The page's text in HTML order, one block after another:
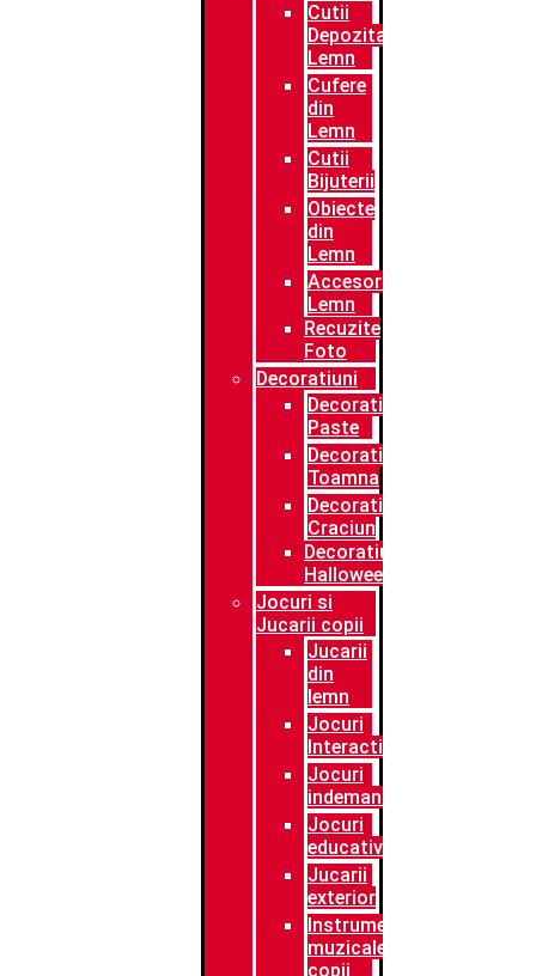
Cutii
Depozitare
Lemn
Cufere
din
Lemn
Cutii
Bijuterii
Obiecte
din
Lemn
Accesorii
Lemn
Recuzite
Foto
Decoratiuni
Decoratiuni
Paste
Decoratiuni
Toamna
Decoratiuni
Craciun
Decoratiuni
Halloween
Jocuri si
Jucarii copii
Jucarii
din
lemn
Jocuri
Interactive
Jocuri
indemanare
Jocuri
educative
Jucarii
exterior
Instrumente
muzicale
copii